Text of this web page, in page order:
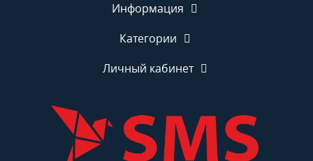
Информация
Категории
Личный кабинет